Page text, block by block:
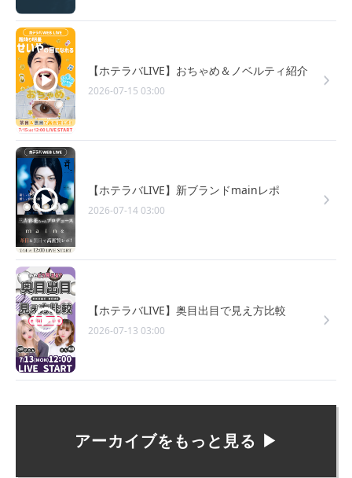
【ホテラバLIVE】おちゃめ＆ノベルティ紹介
2026-07-15 03:00
【ホテラバLIVE】新ブランドmainレポ
2026-07-14 03:00
【ホテラバLIVE】奥目出目で見え方比較
2026-07-13 03:00
アーカイブをもっと見る ▶︎